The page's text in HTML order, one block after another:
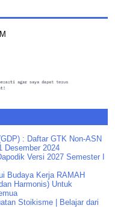
: Daftar GTK Non-ASN
Desember 2024
Versi 2027 Semester I
Budaya Kerja RAMAH
Harmonis) Untuk
Stoikisme | Belajar dari